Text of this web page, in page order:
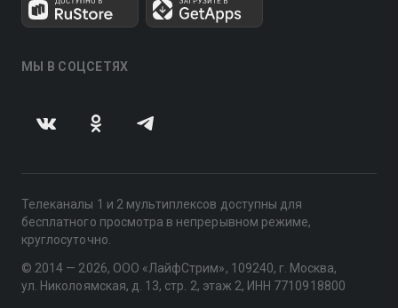
МЫ В СОЦСЕТЯХ
Телеканалы 1 и 2 мультиплексов доступны для
бесплатного просмотра в непрерывном режиме,
круглосуточно.
© 2014 — 2026, ООО «ЛайфСтрим», 109240, г. Москва,
ул. Николоямская, д. 13, стр. 2, этаж 2, ИНН 7710918800